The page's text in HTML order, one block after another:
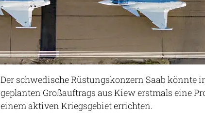
Der schwedische Rüstungskonzern Saab könnte
geplanten Großauftrags aus Kiew erstmals eine
einem aktiven Kriegsgebiet errichten.